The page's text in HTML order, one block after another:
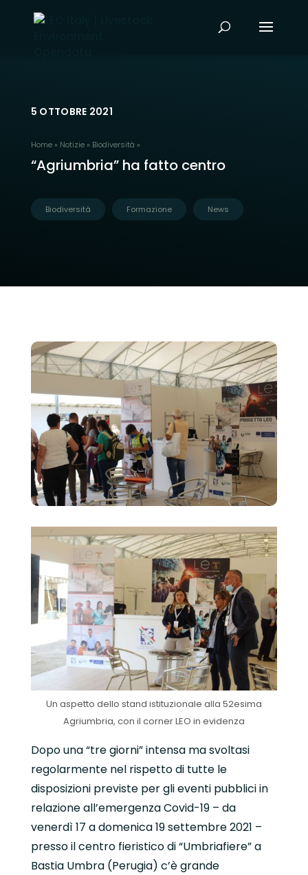
5 OTTOBRE 2021
Home» Notizie» Biodiversità »
“Agriumbria” ha fatto centro
Biodiversità Formazione News
Un aspetto dello stand istituzionale alla 52esima
Agriumbria, con il corner LEO in evidenza
Dopo una “tre giorni” intensa ma svoltasi
regolarmente nel rispetto di tutte le
disposizioni previste per gli eventi pubblici in
relazione all’emergenza Covid-19 – da
venerdì 17 a domenica 19 settembre 2021 –
presso il centro fieristico di “Umbriafiere” a
Bastia Umbra (Perugia) c’è grande